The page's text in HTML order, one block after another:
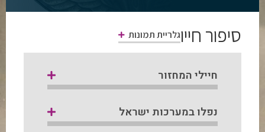
סיפור חייוגלריית תמונות
חיילי המחזור
נפלו במערכות ישראל